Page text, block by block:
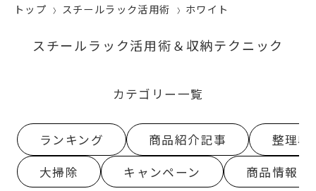
トップ スチールラック活用術 ホワイト
スチールラック活用術＆収納テクニック
カテゴリー一覧
ランキング 商品紹介記事
整理収
大掃除
キャンペーン 商品情報